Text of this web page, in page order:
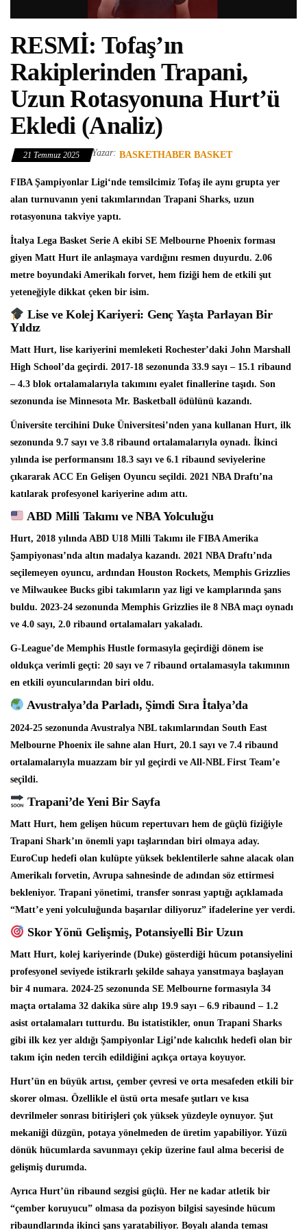
RESMİ: Tofaş’ın
Rakiplerinden Trapani,
Uzun Rotasyonuna Hurt’ü
Ekledi (Analiz)
21 Temmuz 2025 Yazar: BASKETHABER BASKET
FIBA Şampiyonlar Ligi‘nde temsilcimiz Tofaş ile aynı grupta yer
alan turnuvanın yeni takımlarından Trapani Sharks, uzun
rotasyonuna takviye yaptı.
İtalya Lega Basket Serie A ekibi SE Melbourne Phoenix forması
giyen Matt Hurt ile anlaşmaya vardığını resmen duyurdu. 2.06
metre boyundaki Amerikalı forvet, hem fiziği hem de etkili şut
yeteneğiyle dikkat çeken bir isim.
Lise ve Kolej Kariyeri: Genç Yaşta Parlayan Bir
Yıldız
Matt Hurt, lise kariyerini memleketi Rochester’daki John Marshall
High School’da geçirdi. 2017-18 sezonunda 33.9 sayı – 15.1 ribaund
– 4.3 blok ortalamalarıyla takımını eyalet finallerine taşıdı. Son
sezonunda ise Minnesota Mr. Basketball ödülünü kazandı.
Üniversite tercihini Duke Üniversitesi’nden yana kullanan Hurt, ilk
sezonunda 9.7 sayı ve 3.8 ribaund ortalamalarıyla oynadı. İkinci
yılında ise performansını 18.3 sayı ve 6.1 ribaund seviyelerine
çıkararak ACC En Gelişen Oyuncu seçildi. 2021 NBA Draftı’na
katılarak profesyonel kariyerine adım attı.
ABD Milli Takımı ve NBA Yolculuğu
Hurt, 2018 yılında ABD U18 Milli Takımı ile FIBA Amerika
Şampiyonası’nda altın madalya kazandı. 2021 NBA Draftı’nda
seçilemeyen oyuncu, ardından Houston Rockets, Memphis Grizzlies
ve Milwaukee Bucks gibi takımların yaz ligi ve kamplarında şans
buldu. 2023-24 sezonunda Memphis Grizzlies ile 8 NBA maçı oynadı
ve 4.0 sayı, 2.0 ribaund ortalamaları yakaladı.
G-League’de Memphis Hustle formasıyla geçirdiği dönem ise
oldukça verimli geçti: 20 sayı ve 7 ribaund ortalamasıyla takımının
en etkili oyuncularından biri oldu.
Avustralya’da Parladı, Şimdi Sıra İtalya’da
2024-25 sezonunda Avustralya NBL takımlarından South East
Melbourne Phoenix ile sahne alan Hurt, 20.1 sayı ve 7.4 ribaund
ortalamalarıyla muazzam bir yıl geçirdi ve All-NBL First Team’e
seçildi.
Trapani’de Yeni Bir Sayfa
Matt Hurt, hem gelişen hücum repertuvarı hem de güçlü fiziğiyle
Trapani Shark’ın önemli yapı taşlarından biri olmaya aday.
EuroCup hedefi olan kulüpte yüksek beklentilerle sahne alacak olan
Amerikalı forvetin, Avrupa sahnesinde de adından söz ettirmesi
bekleniyor. Trapani yönetimi, transfer sonrası yaptığı açıklamada
“Matt’e yeni yolculuğunda başarılar diliyoruz” ifadelerine yer verdi.
Skor Yönü Gelişmiş, Potansiyelli Bir Uzun
Matt Hurt, kolej kariyerinde (Duke) gösterdiği hücum potansiyelini
profesyonel seviyede istikrarlı şekilde sahaya yansıtmaya başlayan
bir 4 numara. 2024-25 sezonunda SE Melbourne formasıyla 34
maçta ortalama 32 dakika süre alıp 19.9 sayı – 6.9 ribaund – 1.2
asist ortalamaları tutturdu. Bu istatistikler, onun Trapani Sharks
gibi ilk kez yer aldığı Şampiyonlar Ligi’nde kalıcılık hedefi olan bir
takım için neden tercih edildiğini açıkça ortaya koyuyor.
Hurt’ün en büyük artısı, çember çevresi ve orta mesafeden etkili bir
skorer olması. Özellikle el üstü orta mesafe şutları ve kısa
devrilmeler sonrası bitirişleri çok yüksek yüzdeyle oynuyor. Şut
mekaniği düzgün, potaya yönelmeden de üretim yapabiliyor. Yüzü
dönük hücumlarda savunmayı çekip üzerine faul alma becerisi de
gelişmiş durumda.
Ayrıca Hurt’ün ribaund sezgisi güçlü. Her ne kadar atletik bir
“çember koruyucu” olmasa da pozisyon bilgisi sayesinde hücum
ribaundlarında ikinci şans yaratabiliyor. Boyalı alanda teması